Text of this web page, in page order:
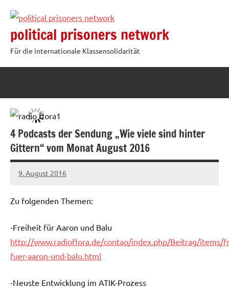
Inhalt
springen
political prisoners network
Für die internationale Klassensolidarität
4 Podcasts der Sendung „Wie viele sind hinter
Gittern“ vom Monat August 2016
9. August 2016
admin
Zu folgenden Themen:
-Freiheit für Aaron und Balu
http://www.radioflora.de/contao/index.php/Beitrag/items/
fuer-aaron-und-balu.html
-Neuste Entwicklung im ATIK-Prozess